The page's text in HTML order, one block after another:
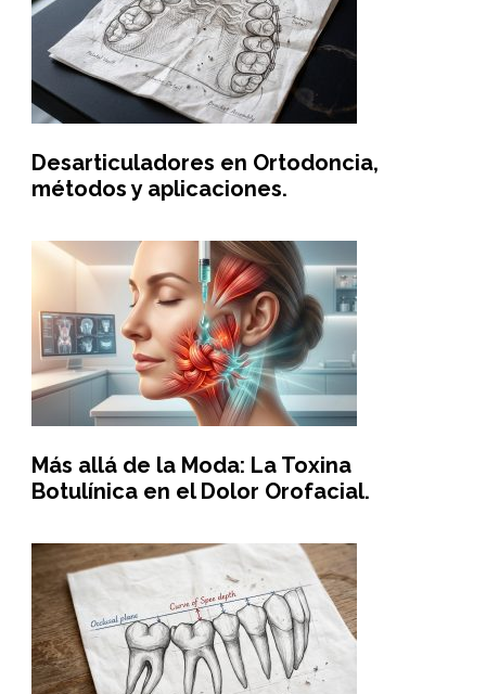
Desarticuladores en Ortodoncia,
métodos y aplicaciones.
Más allá de la Moda: La Toxina
Botulínica en el Dolor Orofacial.